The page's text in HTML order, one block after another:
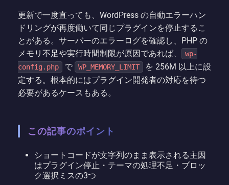
更新で一度直っても、WordPress の自動エラーハン
ドリングが再度働いて同じプラグインを停止するこ
とがある。サーバーのエラーログを確認し、PHP の
メモリ不足や実行時間制限が原因であれば、
wp-
config.php
で WP_MEMORY_LIMIT
を 256M 以上に設
定する。根本的にはプラグイン開発者の対応を待つ
必要があるケースもある。
この記事のポイント
ショートコードが文字列のまま表示される主因
はプラグイン停止・テーマの処理不足・ブロッ
ク選択ミスの3つ